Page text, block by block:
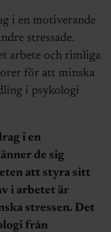
i en motiverande
stressade.
arbete och rimliga
för att minska
i psykologi
i en
de sig
att styra sitt
i arbetet är
stressen. Det
från